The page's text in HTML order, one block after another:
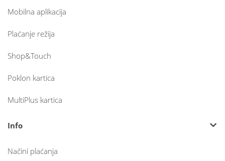
Mobilna aplikacija
Plaćanje režija
Shop&Touch
Poklon kartica
MultiPlus kartica
Info
Načini plaćanja